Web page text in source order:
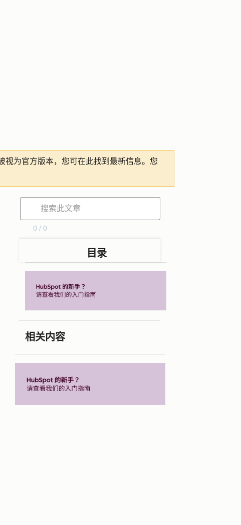
视为官方版本，您可在此找到最新信息。您
0 / 0
目录
相关内容